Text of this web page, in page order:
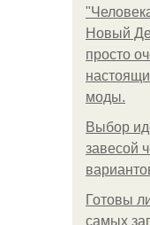
Новый
просто
моды.
Выбор
завесой
Готовы
самых